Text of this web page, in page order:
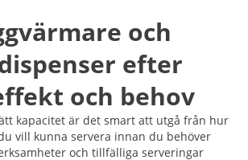
och
efter
och behov
kapacitet är det smart att utgå från hur
vill kunna servera innan du behöver
och tillfälliga serveringar